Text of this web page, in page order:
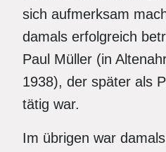
sich aufmerksam
damals erfolgreich
Paul Müller (in
1938), der später als
tätig war.
Im übrigen war